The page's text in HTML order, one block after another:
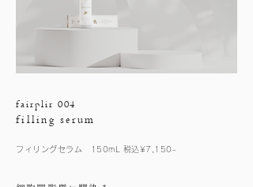
fairplir 004
filling serum
フィリングセラム 150mL 税込¥7,150-